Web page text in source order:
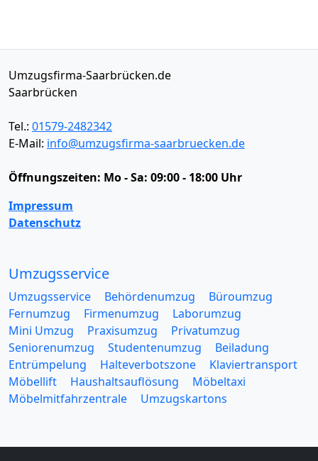
Umzugsfirma-Saarbrücken.de
Saarbrücken
Tel.: 01579-2482342
E-Mail: info@umzugsfirma-saarbruecken.de
Öffnungszeiten: Mo - Sa: 09:00 - 18:00 Uhr
Impressum
Datenschutz
Umzugsservice
Umzugsservice Behördenumzug
Büroumzug
Fernumzug
Firmenumzug
Laborumzug
Mini Umzug
Praxisumzug
Privatumzug
Seniorenumzug
Studentenumzug
Beiladung
Entrümpelung
Halteverbotszone
Klaviertransport
Möbellift
Haushaltsauflösung
Möbeltaxi
Möbelmitfahrzentrale
Umzugskartons